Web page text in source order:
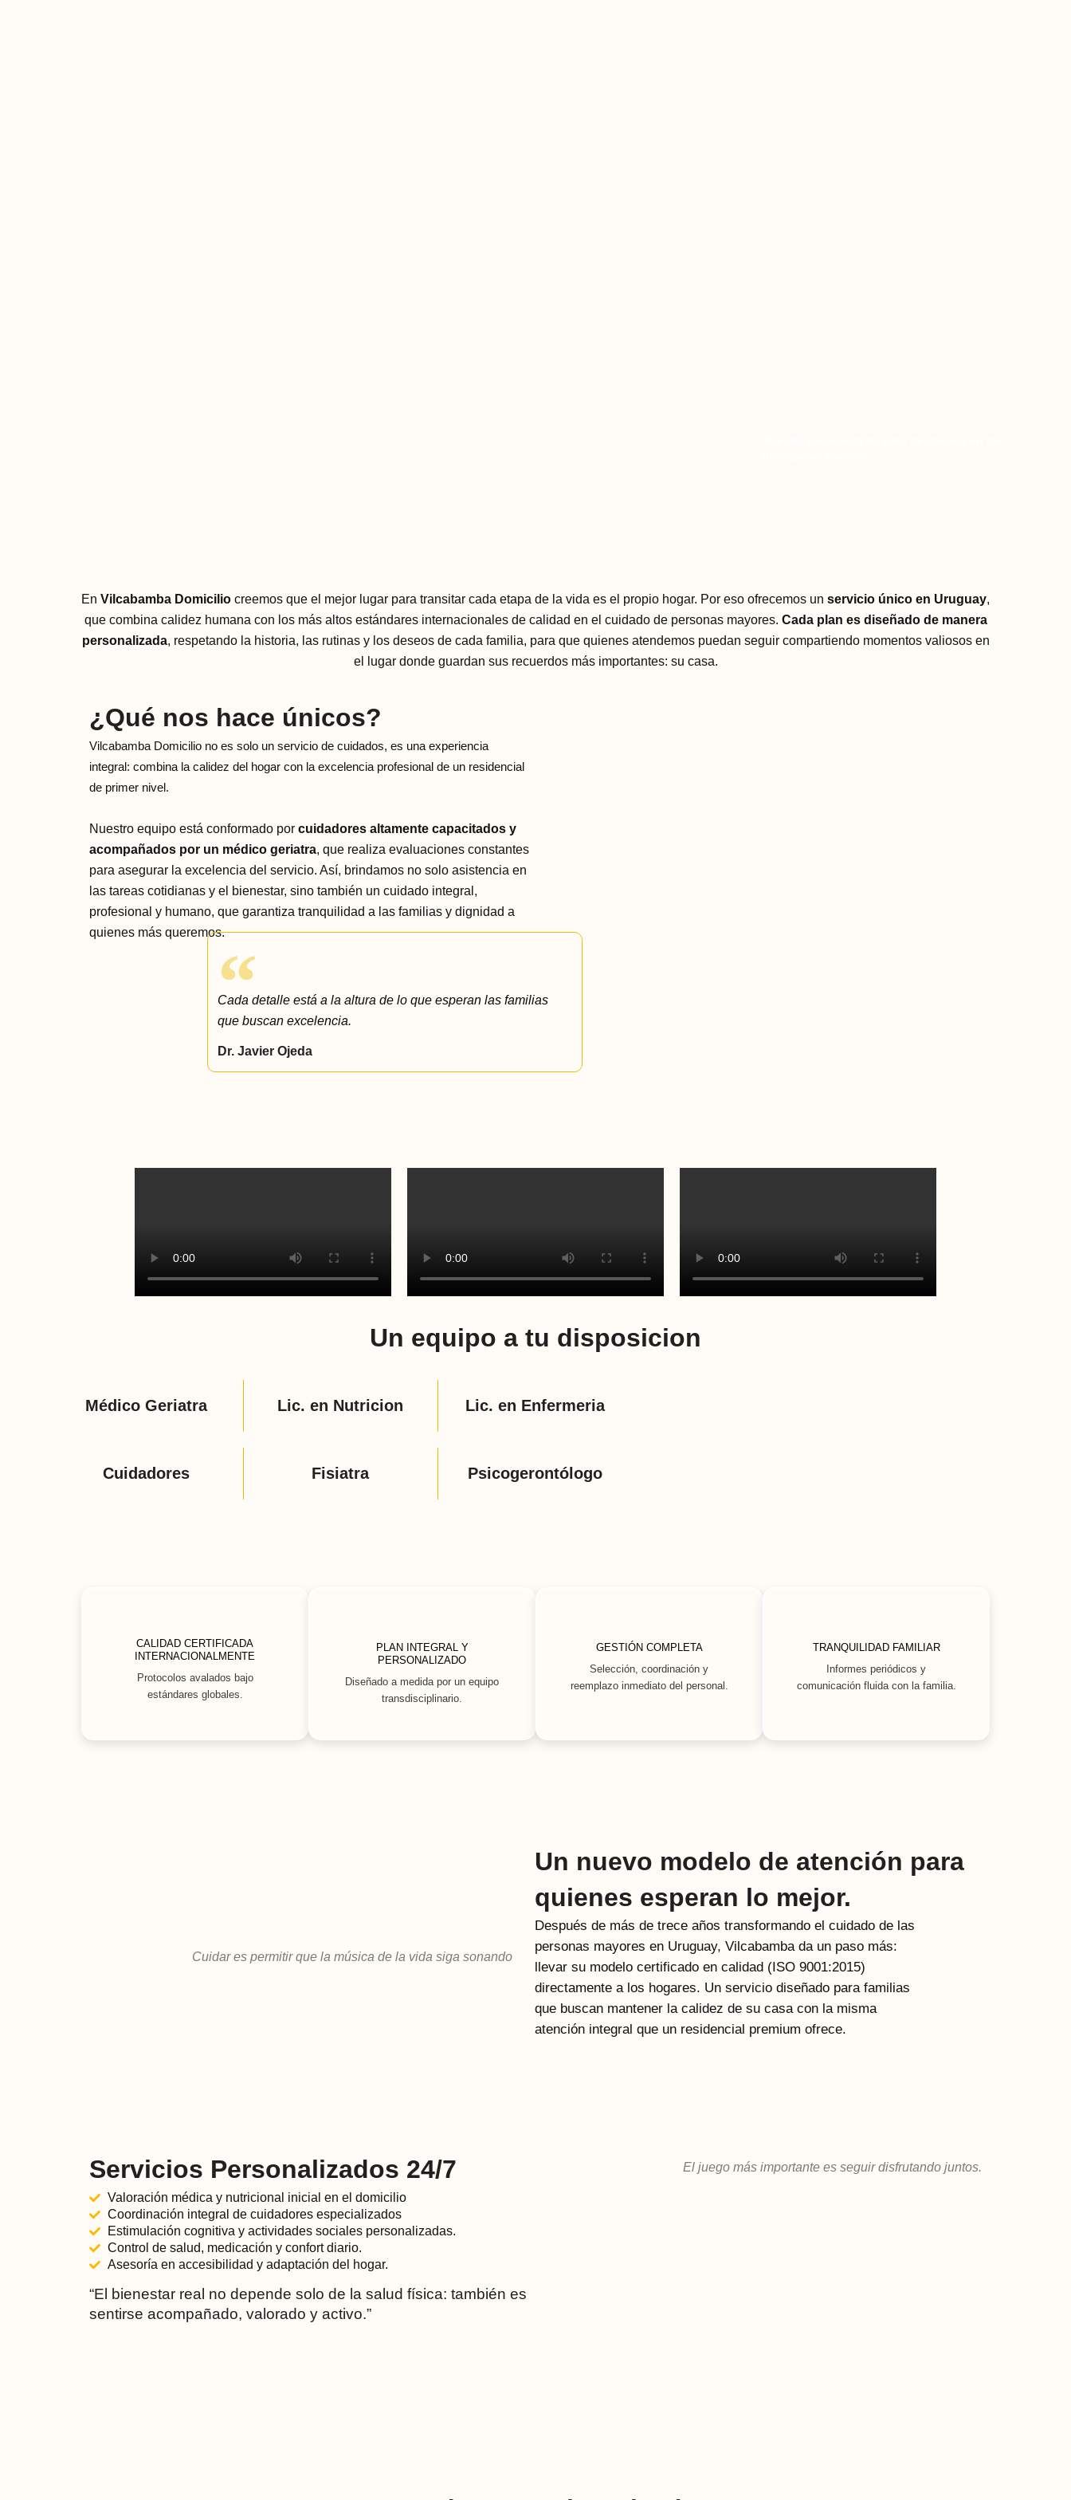
En Vilcabamba Domicilio creemos que el mejor lugar para transitar cada etapa de la vida es el propio hogar. Por eso ofrecemos un servicio único en Uruguay,
que combina calidez humana con los más altos estándares internacionales de calidad en el cuidado de personas mayores. Cada plan es diseñado de manera
personalizada, respetando la historia, las rutinas y los deseos de cada familia, para que quienes atendemos puedan seguir compartiendo momentos valiosos en
el lugar donde guardan sus recuerdos más importantes: su casa.
¿Qué nos hace únicos?
Vilcabamba Domicilio no es solo un servicio de cuidados, es una experiencia
integral: combina la calidez del hogar con la excelencia profesional de un residencial
de primer nivel.
Nuestro equipo está conformado por cuidadores altamente capacitados y
acompañados por un médico geriatra, que realiza evaluaciones constantes
para asegurar la excelencia del servicio. Así, brindamos no solo asistencia en
las tareas cotidianas y el bienestar, sino también un cuidado integral,
profesional y humano, que garantiza tranquilidad a las familias y dignidad a
quienes más queremos.
Cada detalle está a la altura de lo que esperan las familias
que buscan excelencia.
Dr. Javier Ojeda
Un equipo a tu disposicion
Médico Geriatra Lic. en Nutricion Lic. en Enfermeria
Cuidadores Fisiatra Psicogerontólogo
CALIDAD CERTIFICADA
INTERNACIONALMENTE
Protocolos avalados bajo
estándares globales.
PLAN INTEGRAL Y
PERSONALIZADO
Diseñado a medida por un equipo
transdisciplinario.
GESTIÓN COMPLETA
Selección, coordinación y
reemplazo inmediato del personal.
TRANQUILIDAD FAMILIAR
Informes periódicos y
comunicación fluida con la familia.
Cuidar es permitir que la música de la vida siga sonando
Un nuevo modelo de atención para
quienes esperan lo mejor.
Después de más de trece años transformando el cuidado de las
personas mayores en Uruguay, Vilcabamba da un paso más:
llevar su modelo certificado en calidad (ISO 9001:2015)
directamente a los hogares. Un servicio diseñado para familias
que buscan mantener la calidez de su casa con la misma
atención integral que un residencial premium ofrece.
Servicios Personalizados 24/7
Valoración médica y nutricional inicial en el domicilio
Coordinación integral de cuidadores especializados
Estimulación cognitiva y actividades sociales personalizadas.
Control de salud, medicación y confort diario.
Asesoría en accesibilidad y adaptación del hogar.
“El bienestar real no depende solo de la salud física: también es
sentirse acompañado, valorado y activo.”
El juego más importante es seguir disfrutando juntos.